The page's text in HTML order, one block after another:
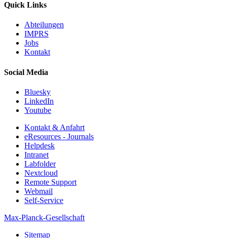
Quick Links
Abteilungen
IMPRS
Jobs
Kontakt
Social Media
Bluesky
LinkedIn
Youtube
Kontakt & Anfahrt
eResources - Journals
Helpdesk
Intranet
Labfolder
Nextcloud
Remote Support
Webmail
Self-Service
Max-Planck-Gesellschaft
Sitemap